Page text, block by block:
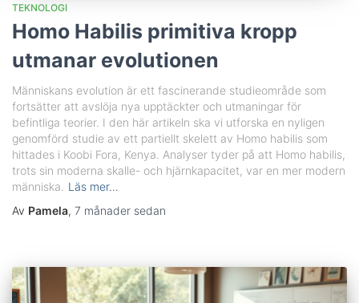
TEKNOLOGI
Homo Habilis primitiva kropp
utmanar evolutionen
Människans evolution är ett fascinerande studieområde som
fortsätter att avslöja nya upptäckter och utmaningar för
befintliga teorier. I den här artikeln ska vi utforska en nyligen
genomförd studie av ett partiellt skelett av Homo habilis som
hittades i Koobi Fora, Kenya. Analyser tyder på att Homo habilis,
trots sin moderna skalle- och hjärnkapacitet, var en mer modern
människa.
Läs mer…
Av Pamela, 7 månader sedan